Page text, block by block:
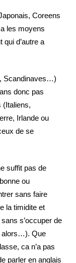
Coreens
les moyens
d’autre a
Scandinaves…)
donc pas
(Italiens,
Irlande ou
de se
suffit pas de
ou
sans faire
la timidite et
s’occuper de
alors…). Que
ca n’a pas
parler en anglais